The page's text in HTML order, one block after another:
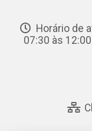
Horário de
07:30 às